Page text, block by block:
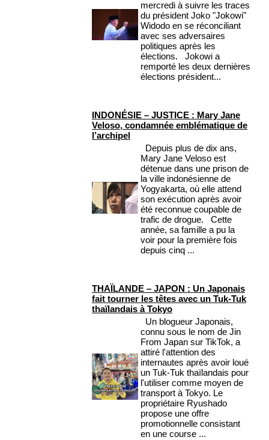
mercredi à suivre les traces
du président Joko "Jokowi"
Widodo en se réconciliant
avec ses adversaires
politiques après les
élections. Jokowi a
remporté les deux dernières
élections président...
INDONÉSIE – JUSTICE : Mary Jane
Veloso, condamnée emblématique de
l’archipel
Depuis plus de dix ans,
Mary Jane Veloso est
détenue dans une prison de
la ville indonésienne de
Yogyakarta, où elle attend
son exécution après avoir
été reconnue coupable de
trafic de drogue. Cette
année, sa famille a pu la
voir pour la première fois
depuis cinq ...
THAÏLANDE – JAPON : Un Japonais
fait tourner les têtes avec un Tuk-Tuk
thaïlandais à Tokyo
Un blogueur Japonais,
connu sous le nom de Jin
From Japan sur TikTok, a
attiré l'attention des
internautes après avoir loué
un Tuk-Tuk thaïlandais pour
l'utiliser comme moyen de
transport à Tokyo. Le
propriétaire Ryushado
propose une offre
promotionnelle consistant
en une course ...